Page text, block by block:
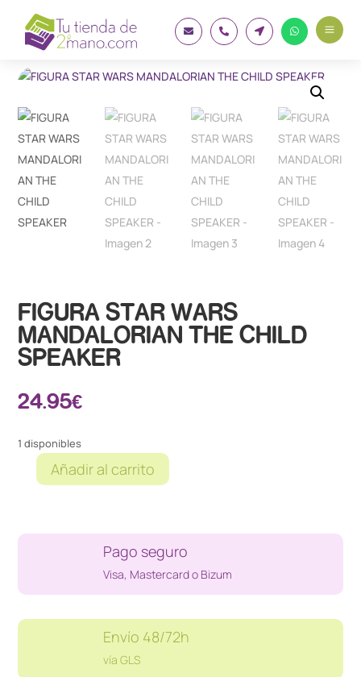
    a
FIGURA STAR WARS
MANDALORIAN THE CHILD
SPEAKER
24.95€
1 disponibles
FIGURA
MANDALORIAN
SPEAKER
Añadir al carrito
Pago seguro
Visa, Mastercard o Bizum
Envío 48/72h
vía GLS